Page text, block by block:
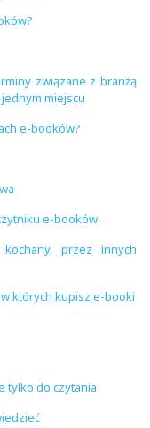
związane z branżą
miejscu
e-booków?
e-booków
przez innych
których kupisz e-booki
tylko do czytania